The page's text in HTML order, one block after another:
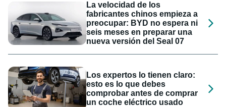
La velocidad de los
fabricantes chinos empieza a
preocupar: BYD no espera ni
seis meses en preparar una
nueva versión del Seal 07
Los expertos lo tienen claro:
esto es lo que debes
comprobar antes de comprar
un coche eléctrico usado